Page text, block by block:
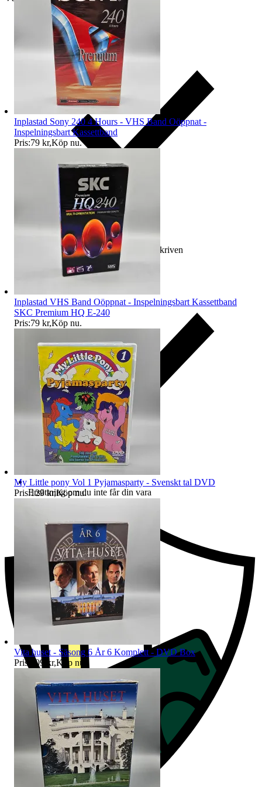
Ersättning om varan inte är som beskriven
Ersättning om du inte får din vara
Inplastad Sony 240 4 Hours - VHS Band Oöppnat -
Inspelningsbart Kassettband
Pris:79 kr,Köp nu.
Inplastad VHS Band Oöppnat - Inspelningsbart Kassettband
SKC Premium HQ E-240
Pris:79 kr,Köp nu.
My Little pony Vol 1 Pyjamasparty - Svenskt tal DVD
Pris:129 kr,Köp nu.
Vita huset - Säsong 6 År 6 Komplett - DVD Box
Pris:
109 kr,Köp nu